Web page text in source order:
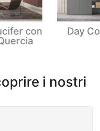
con
Day
i nostri